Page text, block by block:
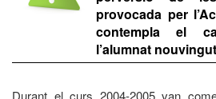
provocada per
contempla el
l’alumnat nouvingut
Durant el curs 2004-2005 van